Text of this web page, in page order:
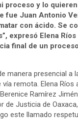
proceso y lo
fue Juan Antonio
con ácido. Se
expresó Elena
final de un
manera presencial a
remota. Elena Ríos
Ramírez
de Justicia de
este llamado